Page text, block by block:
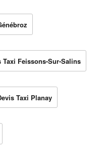
Taxi Feissons-Sur-Salins
Taxi Planay